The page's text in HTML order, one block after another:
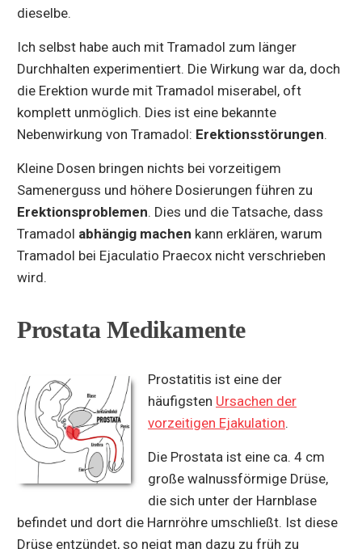
dieselbe.
Ich selbst habe auch mit Tramadol zum länger
Durchhalten experimentiert. Die Wirkung war da, doch
die Erektion wurde mit Tramadol miserabel, oft
komplett unmöglich. Dies ist eine bekannte
Nebenwirkung von Tramadol: Erektionsstörungen.
Kleine Dosen bringen nichts bei vorzeitigem
Samenerguss und höhere Dosierungen führen zu
Erektionsproblemen. Dies und die Tatsache, dass
Tramadol abhängig machen kann erklären, warum
Tramadol bei Ejaculatio Praecox nicht verschrieben
wird.
Prostata Medikamente
Prostatitis ist eine der
häufigsten Ursachen der
vorzeitigen Ejakulation.
Die Prostata ist eine ca. 4 cm
große walnussförmige Drüse,
die sich unter der Harnblase
befindet und dort die Harnröhre umschließt. Ist diese
Drüse entzündet, so neigt man dazu zu früh zu